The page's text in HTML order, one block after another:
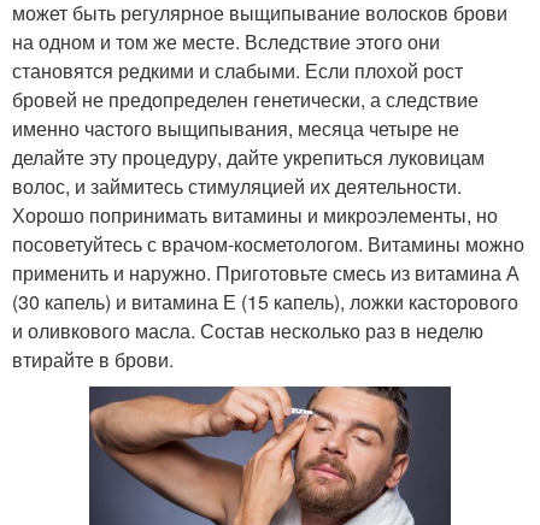
Масло для защиты Масло для сухих волос
Масло для лечения Подсолнечное масло
Масла на волосы
Масло против
выпадения
Масло для
поврежденных и
Масло против перхоти
может быть регулярное выщипывание волосков брови
на одном и том же месте. Вследствие этого они
становятся редкими и слабыми. Если плохой рост
бровей не предопределен генетически, а следствие
именно частого выщипывания, месяца четыре не
делайте эту процедуру, дайте укрепиться луковицам
волос, и займитесь стимуляцией их деятельности.
Хорошо попринимать витамины и микроэлементы, но
посоветуйтесь с врачом-косметологом. Витамины можно
применить и наружно. Приготовьте смесь из витамина А
(30 капель) и витамина Е (15 капель), ложки касторового
и оливкового масла. Состав несколько раз в неделю
втирайте в брови.